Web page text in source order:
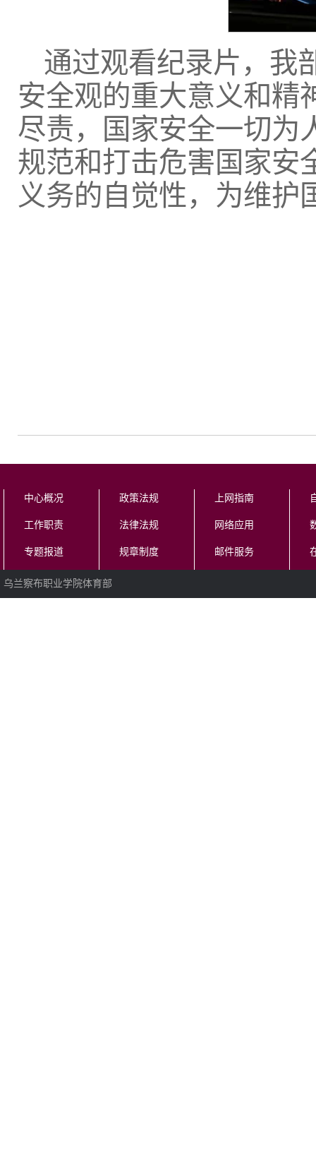
通过观看纪录片，我
安全观的重大意义和精
尽责，国家安全一切为
规范和打击危害国家安
义务的自觉性，为维护
中心概况
工作职责
专题报道
政策法规
法律法规
规章制度
上网指南
网络应用
邮件服务
乌兰察布职业学院体育部